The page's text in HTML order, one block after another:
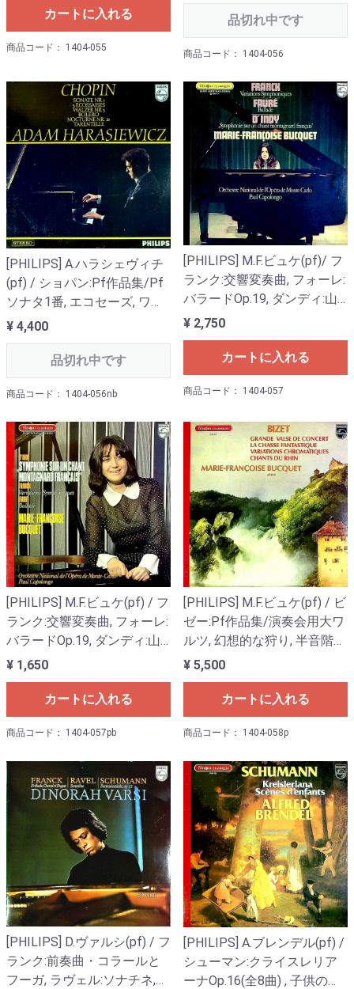
カートに入れる
商品コード： 1404-055
品切れ中です
商品コード： 1404-056
[PHILIPS] A.ハラシェヴィチ
(pf) / ショパン:Pf作品集/Pf
ソナタ1番, エコセーズ, ワル
ツ3番, ボレロOp.19, 夜想曲
¥ 4,400
品切れ中です
商品コード： 1404-056nb
[PHILIPS] M.F.ビュケ(pf)/ フ
ランク:交響変奏曲, フォーレ:
バラードOp.19, ダンディ:山
人の歌による交響曲Op. 25
¥ 2,750
カートに入れる
商品コード： 1404-057
[PHILIPS] M.F.ビュケ(pf) / フ
ランク:交響変奏曲, フォーレ:
バラードOp.19, ダンディ:山
人の歌による交響曲Op. 25
¥ 1,650
カートに入れる
商品コード： 1404-057pb
[PHILIPS] M.F.ビュケ(pf) / ビ
ゼー:Pf作品集/演奏会用大ワ
ルツ, 幻想的な狩り, 半音階的
幻想曲, ラインの歌
¥ 5,500
カートに入れる
商品コード： 1404-058p
[PHILIPS] D.ヴァルシ(pf) / フ
ランク:前奏曲・コラールと
フーガ, ラヴェル:ソナチネ,
[PHILIPS] A.ブレンデル(pf) /
シューマン:クライスレリア
ーナOp.16(全8曲) , 子供の情